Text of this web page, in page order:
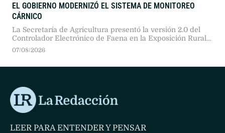
EL GOBIERNO MODERNIZÓ EL SISTEMA DE MONITOREO
CÁRNICO
La Secretaría de Agricultura presentó la versión 2.0 del
Controlador Electrónico de Faena en la Exposición Rural
2026. Tras una prueba piloto en doce plantas, proyectan
07/08/2026
LEER PARA ENTENDER Y PENSAR